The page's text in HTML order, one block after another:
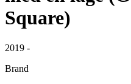
Square)
2019 -
Brand